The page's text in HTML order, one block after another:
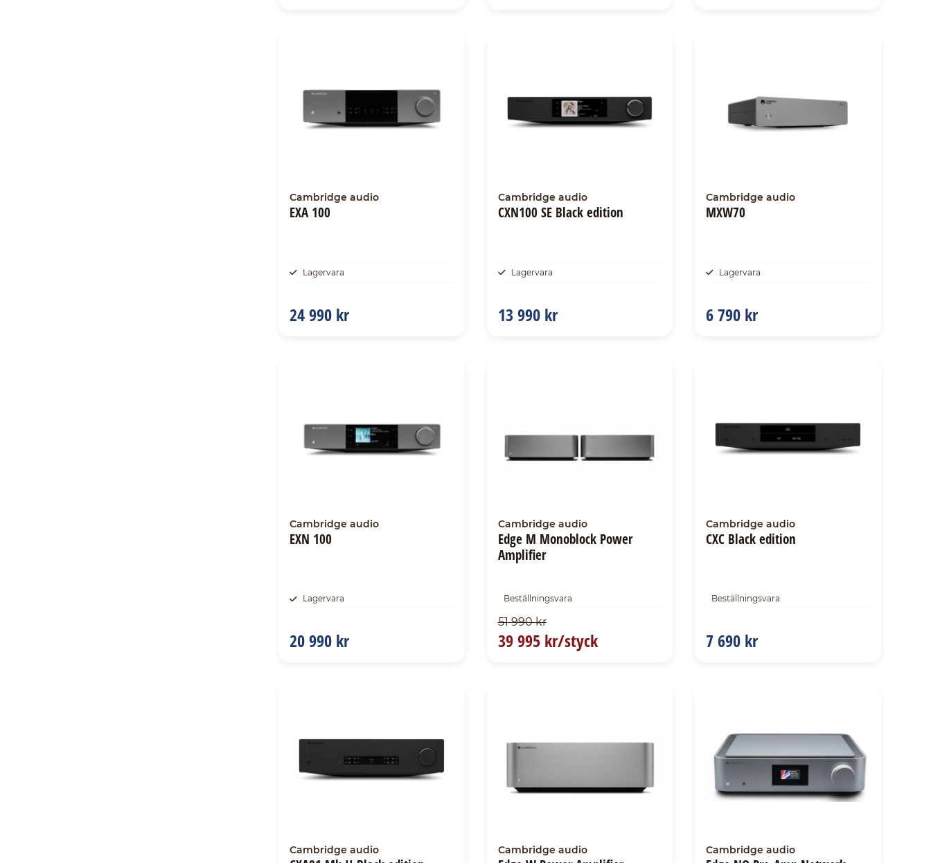
Cambridge audio
EXA 100
Lagervara
24 990 kr
Cambridge audio
CXN100 SE Black edition
Lagervara
13 990 kr
Cambridge audio
MXW70
Lagervara
6 790 kr
Cambridge audio
EXN 100
Lagervara
20 990 kr
Cambridge audio
Edge M Monoblock Power
Amplifier
Beställningsvara
51 990 kr
39 995 kr/styck
Cambridge audio
CXC Black edition
Beställningsvara
7 690 kr
Cambridge audio Cambridge audio Cambridge audio